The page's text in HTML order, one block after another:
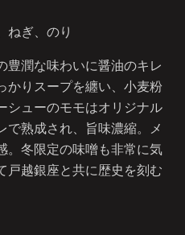
ねぎ、のり
豊潤な味わいに醤油のキレ
かりスープを纏い、小麦粉
シューのモモはオリジナル
で熟成され、旨味濃縮。メ
。冬限定の味噌も非常に気
戸越銀座と共に歴史を刻む